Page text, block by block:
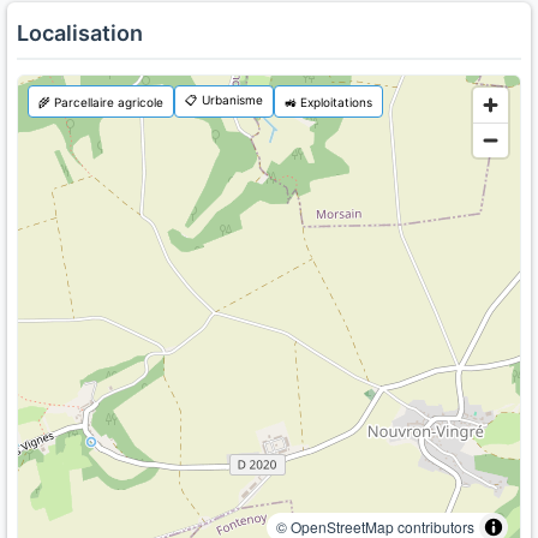
Localisation
© OpenStreetMap contributors
🌾 Parcellaire agricole 📋 Urbanisme 🚜 Exploitations